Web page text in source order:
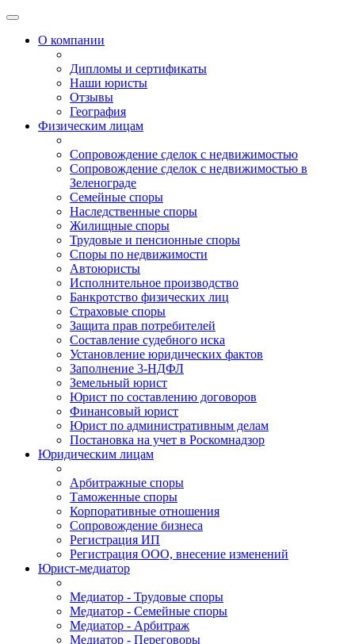
О компании
Дипломы и сертификаты
Наши юристы
Отзывы
География
Физическим лицам
Сопровождение сделок с недвижимостью
Сопровождение сделок с недвижимостью в
Зеленограде
Семейные споры
Наследственные споры
Жилищные споры
Трудовые и пенсионные споры
Споры по недвижимости
Автоюристы
Исполнительное производство
Банкротство физических лиц
Страховые споры
Защита прав потребителей
Составление судебного иска
Установление юридических фактов
Заполнение 3-НДФЛ
Земельный юрист
Юрист по составлению договоров
Финансовый юрист
Юрист по административным делам
Постановка на учет в Роскомнадзор
Юридическим лицам
Арбитражные споры
Таможенные споры
Корпоративные отношения
Сопровождение бизнеса
Регистрация ИП
Регистрация ООО, внесение изменений
Юрист-медиатор
Медиатор - Трудовые споры
Медиатор - Семейные споры
Медиатор - Арбитраж
Медиатор - Переговоры